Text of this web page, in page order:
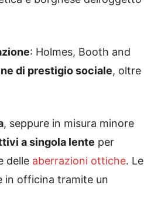
: Holmes, Booth and
di prestigio sociale, oltre
, seppure in misura minore
a singola lente per
delle aberrazioni ottiche. Le
in officina tramite un